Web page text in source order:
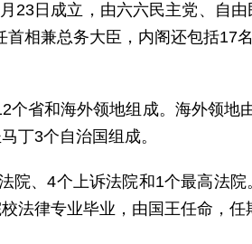
23日成立，由六六民主党、自
首相兼总务大臣，内阁还包括17
个省和海外领地组成。海外领地
丁3个自治国组成。
院、4个上诉法院和1个最高法
法律专业毕业，由国王任命，任